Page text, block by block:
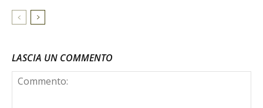
LASCIA UN COMMENTO